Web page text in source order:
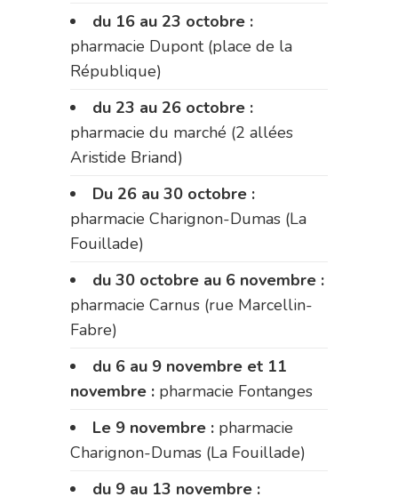
du 16 au 23 octobre :
pharmacie Dupont (place de la
République)
du 23 au 26 octobre :
pharmacie du marché (2 allées
Aristide Briand)
Du 26 au 30 octobre :
pharmacie Charignon-Dumas (La
Fouillade)
du 30 octobre au 6 novembre :
pharmacie Carnus (rue Marcellin-
Fabre)
du 6 au 9 novembre et 11
novembre : pharmacie Fontanges
Le 9 novembre : pharmacie
Charignon-Dumas (La Fouillade)
du 9 au 13 novembre :